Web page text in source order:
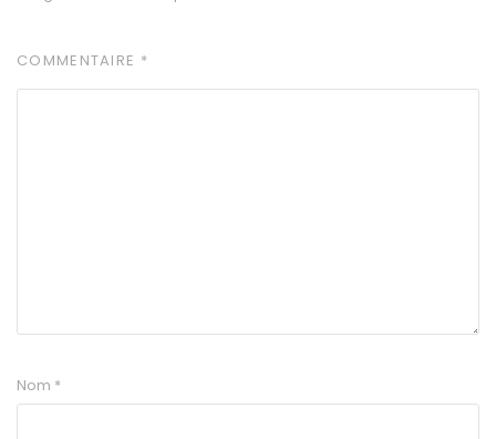
COMMENTAIRE *
Nom *